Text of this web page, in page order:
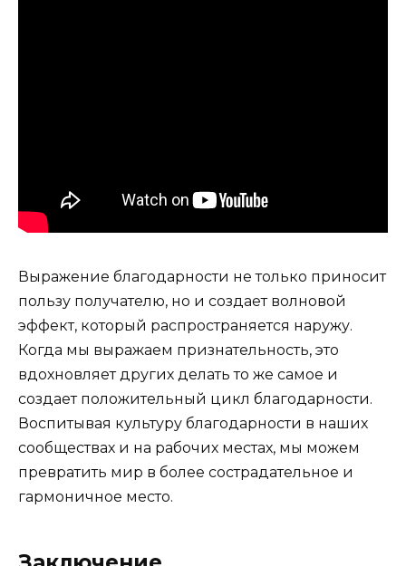
Выражение благодарности не только приносит
пользу получателю, но и создает волновой
эффект, который распространяется наружу.
Когда мы выражаем признательность, это
вдохновляет других делать то же самое и
создает положительный цикл благодарности.
Воспитывая культуру благодарности в наших
сообществах и на рабочих местах, мы можем
превратить мир в более сострадательное и
гармоничное место.